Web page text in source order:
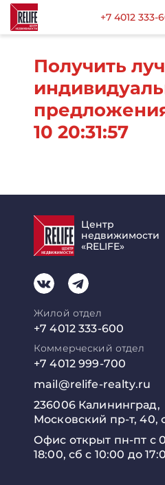
+7 4012 333-
Получить
10 20:31:57
Центр
недвижимости
«RELIFE»
Жилой отдел
+7 4012 333-600
Коммерческий отдел
+7 4012 999-700
mail@relife-realty.ru
236006 Калининград,
Московский пр-т, 40,
Офис открыт пн-пт с
18:00, сб с 10:00 до